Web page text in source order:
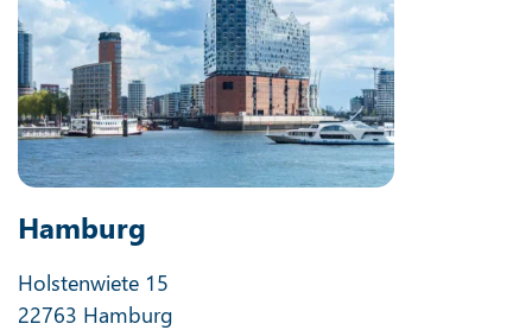
Hamburg
Holstenwiete 15
22763 Hamburg